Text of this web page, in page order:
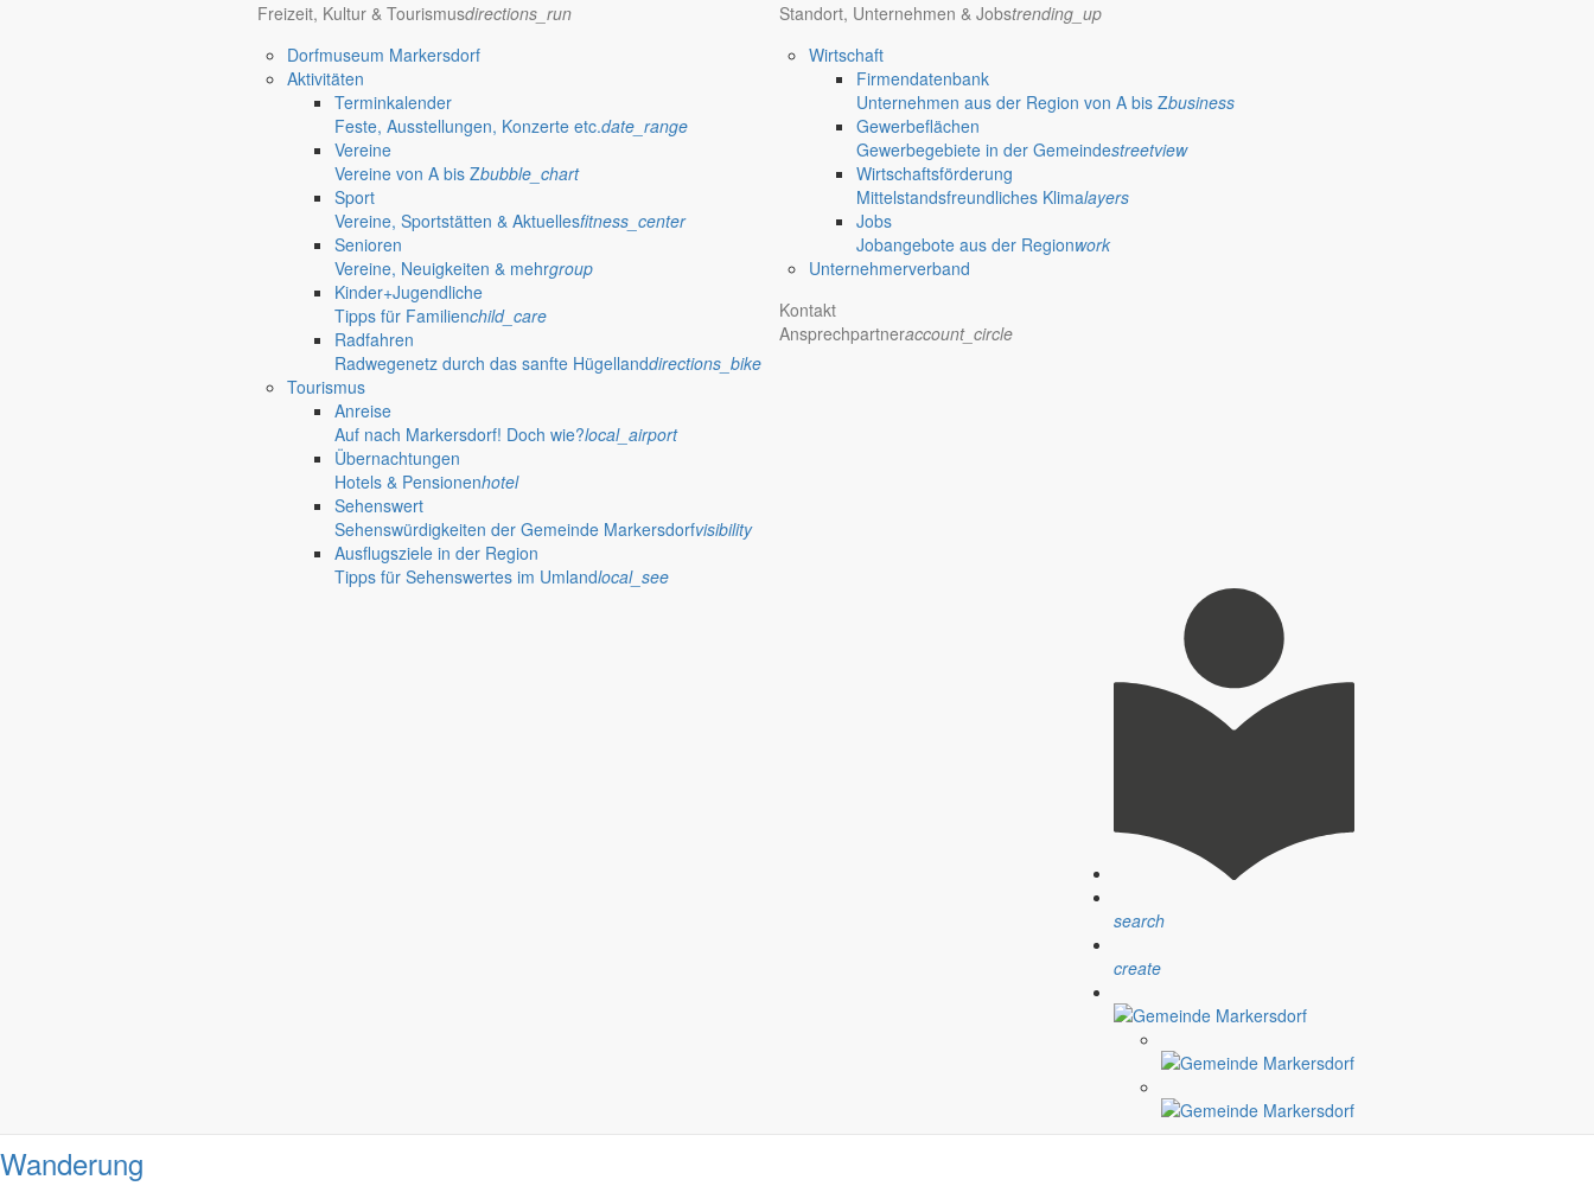
Freizeit, Kultur & Tourismusdirections_run
Dorfmuseum Markersdorf
Aktivitäten
Terminkalender
Feste, Ausstellungen, Konzerte etc.date_range
Vereine
Vereine von A bis Zbubble_chart
Sport
Vereine, Sportstätten & Aktuellesfitness_center
Senioren
Vereine, Neuigkeiten & mehrgroup
Kinder+Jugendliche
Tipps für Familienchild_care
Radfahren
Radwegenetz durch das sanfte Hügellanddirections_bike
Tourismus
Anreise
Auf nach Markersdorf! Doch wie?local_airport
Übernachtungen
Hotels & Pensionenhotel
Sehenswert
Sehenswürdigkeiten der Gemeinde Markersdorfvisibility
Ausflugsziele in der Region
Tipps für Sehenswertes im Umlandlocal_see
Standort, Unternehmen & Jobstrending_up
Wirtschaft
Firmendatenbank
Unternehmen aus der Region von A bis Zbusiness
Gewerbeflächen
Gewerbegebiete in der Gemeindestreetview
Wirtschaftsförderung
Mittelstandsfreundliches Klimalayers
Jobs
Jobangebote aus der Regionwork
Unternehmerverband
Kontakt
Ansprechpartneraccount_circle
search
create
Wanderung